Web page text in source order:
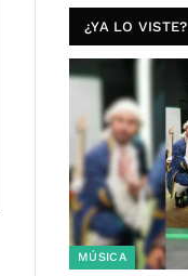
¿YA LO VISTE?
MÚSICA